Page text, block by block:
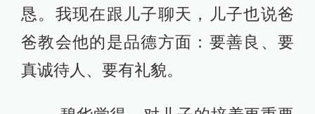
恳。我现在跟儿子聊天，儿子也说爸
爸教会他的是品德方面：要善良、要
真诚待人、要有礼貌。